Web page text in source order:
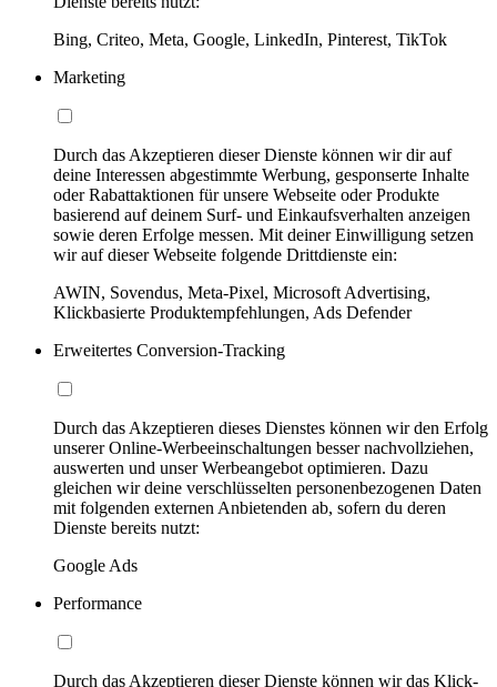
Bing, Criteo, Meta, Google, LinkedIn, Pinterest, TikTok
Marketing
Durch das Akzeptieren dieser Dienste können wir dir auf
deine Interessen abgestimmte Werbung, gesponserte Inhalte
oder Rabattaktionen für unsere Webseite oder Produkte
basierend auf deinem Surf- und Einkaufsverhalten anzeigen
sowie deren Erfolge messen. Mit deiner Einwilligung setzen
wir auf dieser Webseite folgende Drittdienste ein:
AWIN, Sovendus, Meta-Pixel, Microsoft Advertising,
Klickbasierte Produktempfehlungen, Ads Defender
Erweitertes Conversion-Tracking
Durch das Akzeptieren dieses Dienstes können wir den Erfolg
unserer Online-Werbeeinschaltungen besser nachvollziehen,
auswerten und unser Werbeangebot optimieren. Dazu
gleichen wir deine verschlüsselten personenbezogenen Daten
mit folgenden externen Anbietenden ab, sofern du deren
Dienste bereits nutzt:
Google Ads
Performance
Durch das Akzeptieren dieser Dienste können wir das Klick-